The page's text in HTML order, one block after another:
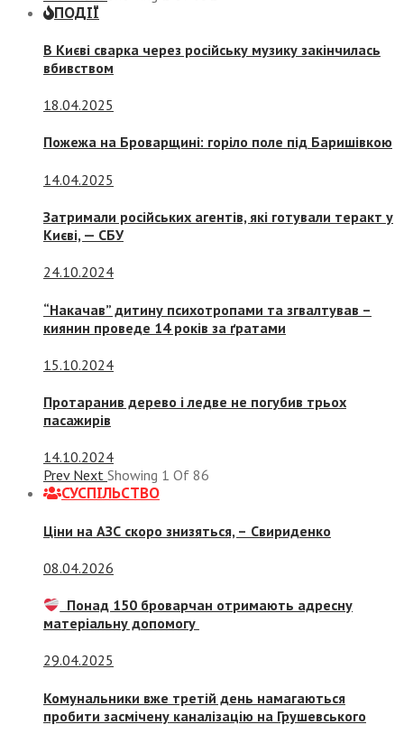
ПОДІЇ
В Києві сварка через російську музику закінчилась
вбивством
18.04.2025
Пожежа на Броварщині: горіло поле під Баришівкою
14.04.2025
Затримали російських агентів, які готували теракт у
Києві, — СБУ
24.10.2024
“Накачав” дитину психотропами та згвалтував –
киянин проведе 14 років за ґратами
15.10.2024
Протаранив дерево і ледве не погубив трьох
пасажирів
14.10.2024
Prev Next Showing 1 Of 86
СУСПIЛЬСТВО
Ціни на АЗС скоро знизяться, – Свириденко
08.04.2026
Понад 150 броварчан отримають адресну
матеріальну допомогу
29.04.2025
Комунальники вже третій день намагаються
пробити засмічену каналізацію на Грушевського